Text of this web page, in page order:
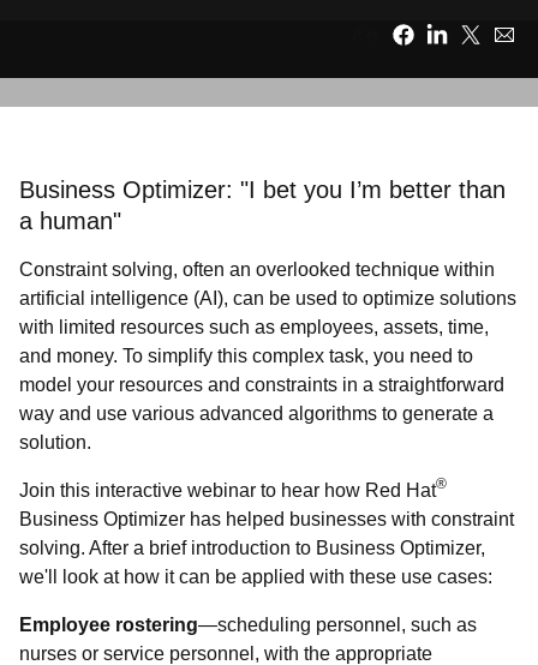
だ
Business Optimizer: "I bet you I’m better than
a human"
Constraint solving, often an overlooked technique within
artificial intelligence (AI), can be used to optimize solutions
with limited resources such as employees, assets, time,
and money. To simplify this complex task, you need to
model your resources and constraints in a straightforward
way and use various advanced algorithms to generate a
solution.
Join this interactive webinar to hear how Red Hat®
Business Optimizer has helped businesses with constraint
solving. After a brief introduction to Business Optimizer,
we'll look at how it can be applied with these use cases:
Employee rostering—scheduling personnel, such as
nurses or service personnel, with the appropriate